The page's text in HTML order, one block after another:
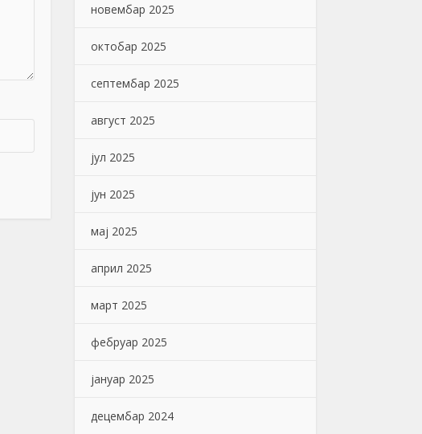
новембар 2025
октобар 2025
септембар 2025
август 2025
јул 2025
јун 2025
мај 2025
април 2025
март 2025
фебруар 2025
јануар 2025
децембар 2024